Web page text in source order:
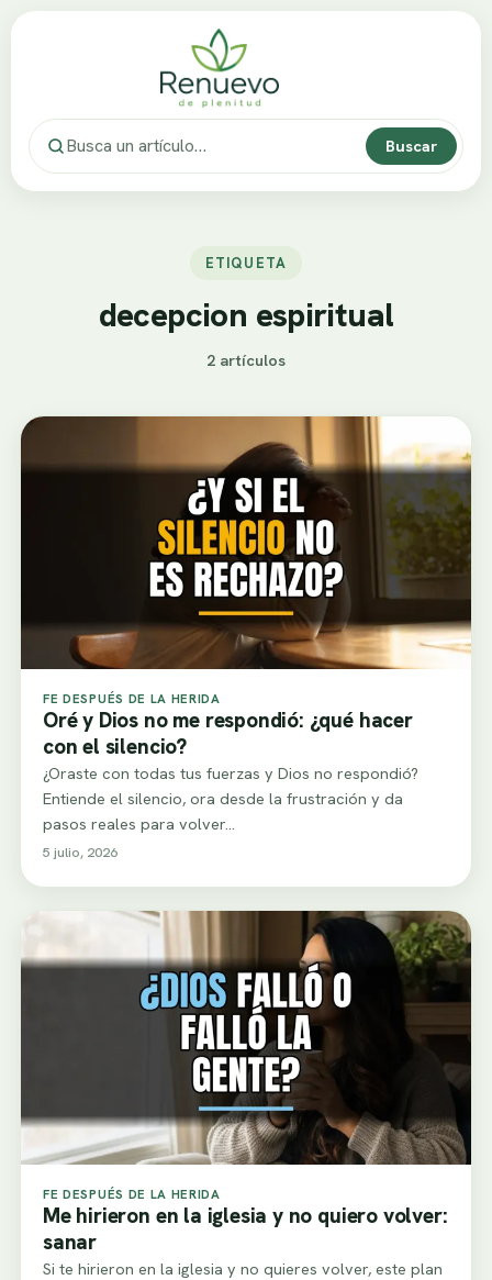
Buscar
ETIQUETA
decepcion espiritual
2 artículos
FE DESPUÉS DE LA HERIDA
Oré y Dios no me respondió: ¿qué hacer
con el silencio?
¿Oraste con todas tus fuerzas y Dios no respondió?
Entiende el silencio, ora desde la frustración y da
pasos reales para volver…
5 julio, 2026
FE DESPUÉS DE LA HERIDA
Me hirieron en la iglesia y no quiero volver:
sanar
Si te hirieron en la iglesia y no quieres volver, este plan